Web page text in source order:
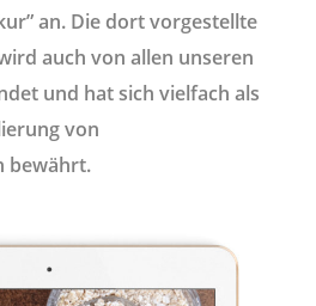
an. Die dort vorgestellte
auch von allen unseren
und hat sich vielfach als
von
bewährt.